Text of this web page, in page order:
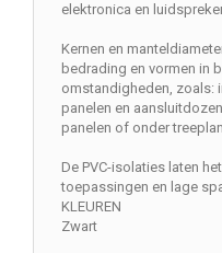
elektronica en
Kernen en
bedrading en vormen in
omstandigheden, zoals:
panelen en
panelen of onder
De PVC-isolaties laten
toepassingen en lage
KLEUREN
Zwart